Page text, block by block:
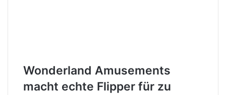
Wonderland Amusements
macht echte Flipper für zu